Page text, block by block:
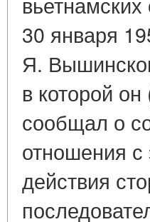
30 января
Я.
в которой
сообщал о
отношения с
действия